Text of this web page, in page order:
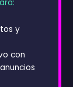
y
con